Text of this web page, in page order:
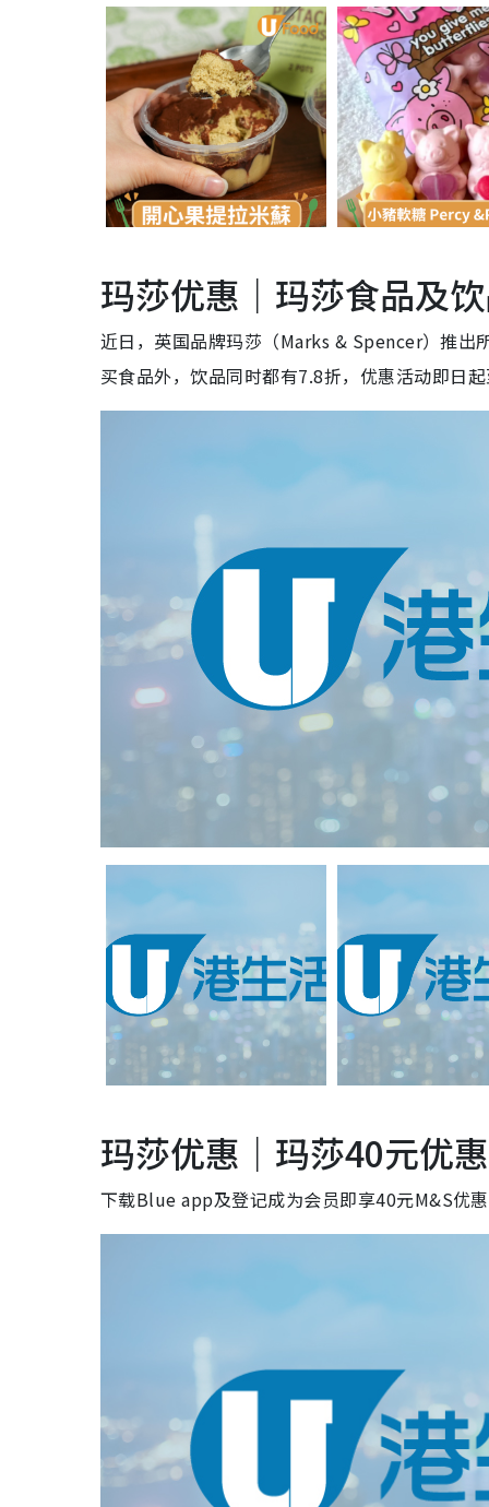
玛莎优惠｜玛莎食品及
近日，英国品牌玛莎（Marks & Spencer）推
买食品外，饮品同时都有7.8折，优惠活动即日
玛莎优惠｜玛莎40元优
下载Blue app及登记成为会员即享40元M&S优